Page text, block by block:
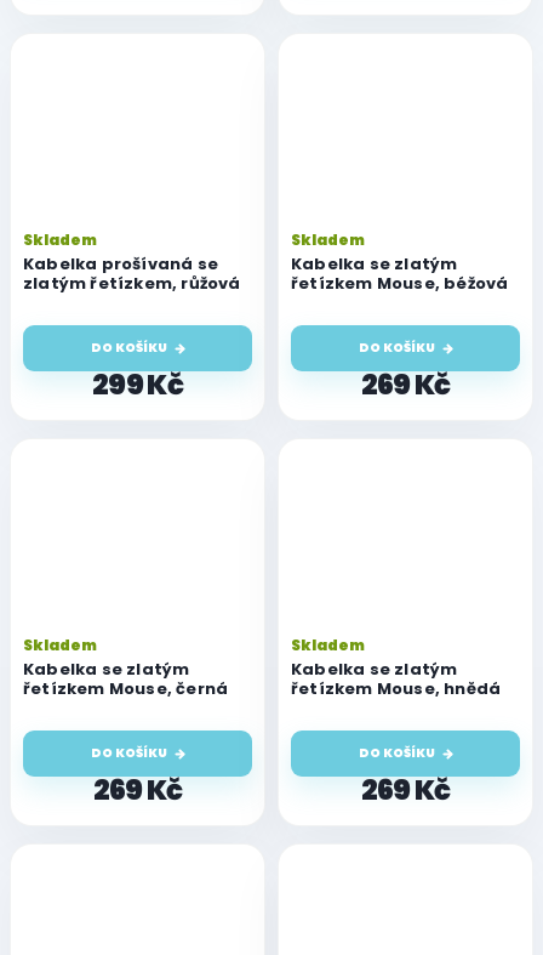
Kabelka prošívaná se
zlatým řetízkem, růžová
Skladem
299 Kč
DO KOŠÍKU
Kabelka se zlatým
řetízkem Mouse, béžová
Skladem
269 Kč
DO KOŠÍKU
Kabelka se zlatým
řetízkem Mouse, černá
Skladem
269 Kč
DO KOŠÍKU
Kabelka se zlatým
řetízkem Mouse, hnědá
Skladem
269 Kč
DO KOŠÍKU